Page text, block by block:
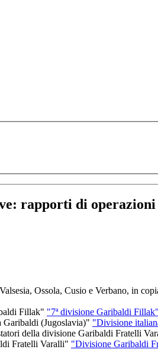
rapporti di
"7ª divisione Garibaldi Fillak"
"Divisione
"Divisione Garibaldi